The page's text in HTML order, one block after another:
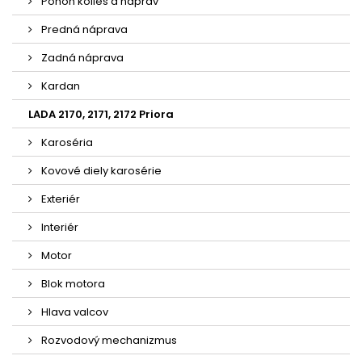
Predná náprava
Zadná náprava
Kardan
LADA 2170, 2171, 2172 Priora
Karoséria
Kovové diely karosérie
Exteriér
Interiér
Motor
Blok motora
Hlava valcov
Rozvodový mechanizmus